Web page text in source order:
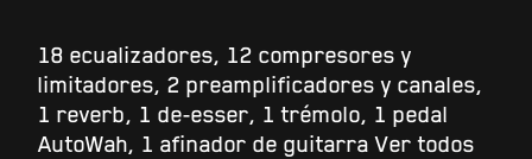
18 ecualizadores, 12 compresores y
limitadores, 2 preamplificadores y canales,
1 reverb, 1 de-esser, 1 trémolo, 1 pedal
AutoWah, 1 afinador de guitarra Ver todos